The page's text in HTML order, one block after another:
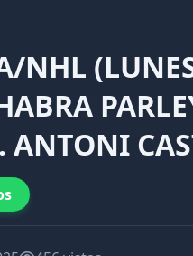
NHL
ANTONI